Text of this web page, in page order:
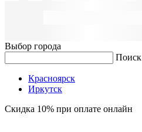
Выбор города
Поиск
Красноярск
Иркутск
Скидка 10% при оплате онлайн